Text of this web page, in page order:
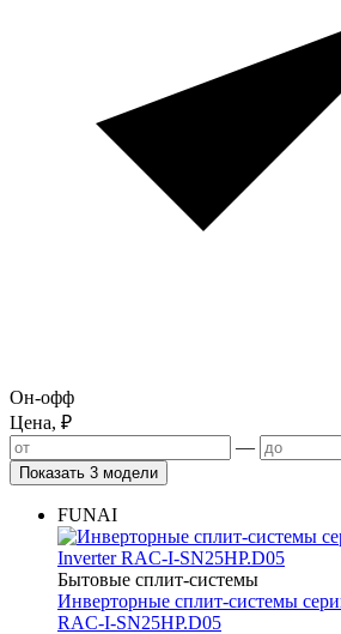
Он-офф
Цена, ₽
—
Показать 3 модели
FUNAI
Бытовые сплит-системы
Инверторные сплит-системы
RAC-I-SN25HP.D05